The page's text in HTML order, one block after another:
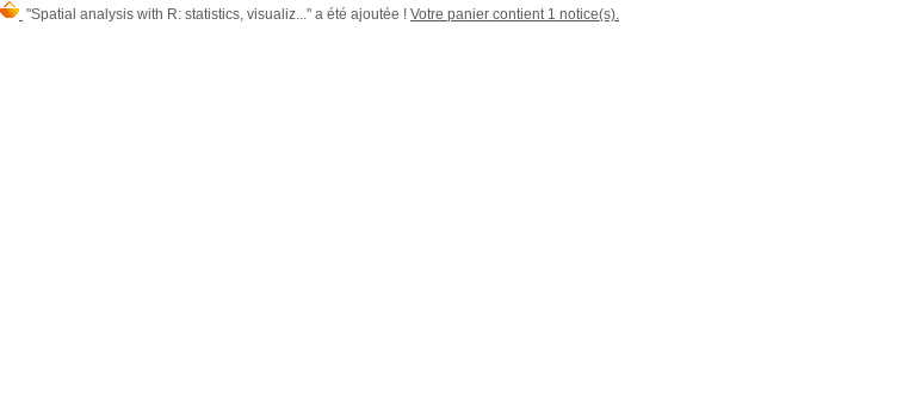
"Spatial analysis with R: statistics, visualiz..." a été ajoutée ! Votre panier contient 1 notice(s).